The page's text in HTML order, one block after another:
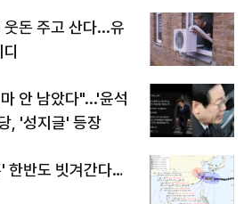
돈 주고 산다...유
안 남았다"...'윤석
, '성지글' 등장
한반도 빗겨간다…